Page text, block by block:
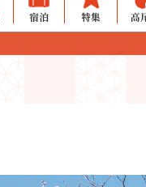
宿泊 特集 高